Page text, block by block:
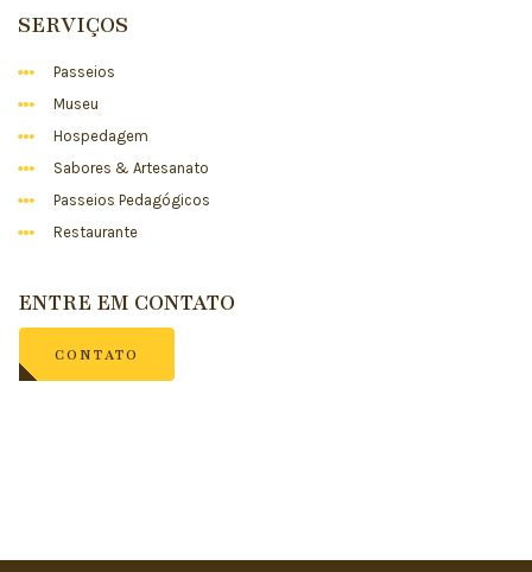
SERVIÇOS
Passeios
Museu
Hospedagem
Sabores & Artesanato
Passeios Pedagógicos
Restaurante
ENTRE EM CONTATO
CONTATO